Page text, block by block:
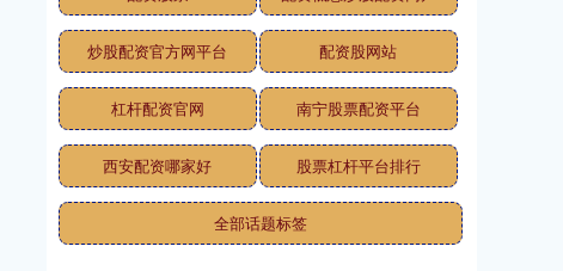
炒股配资官方网平台 配资股网站
杠杆配资官网 南宁股票配资平台
西安配资哪家好 股票杠杆平台排行
全部话题标签